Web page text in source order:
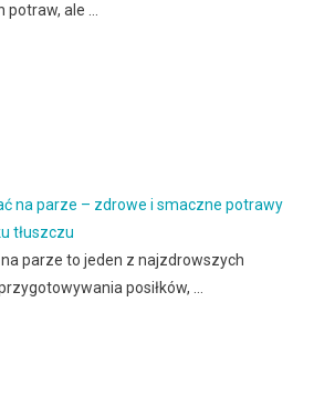
potraw, ale …
na parze – zdrowe i smaczne potrawy
tłuszczu
parze to jeden z najzdrowszych
posiłków, …